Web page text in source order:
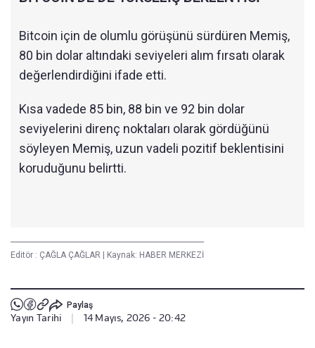
Bitcoin için de olumlu görüşünü sürdüren Memiş,
80 bin dolar altındaki seviyeleri alım fırsatı olarak
değerlendirdiğini ifade etti.
Kısa vadede 85 bin, 88 bin ve 92 bin dolar
seviyelerini direnç noktaları olarak gördüğünü
söyleyen Memiş, uzun vadeli pozitif beklentisini
koruduğunu belirtti.
Editör : ÇAĞLA ÇAĞLAR | Kaynak: HABER MERKEZİ
Paylaş
Yayın Tarihi | 14 Mayıs, 2026 - 20:42